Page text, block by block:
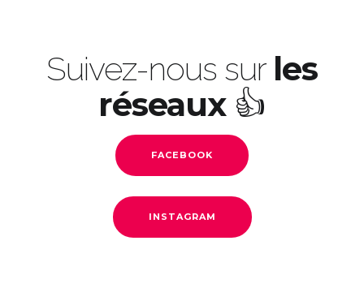
Suivez-nous sur les
réseaux 👍
FACEBOOK
INSTAGRAM